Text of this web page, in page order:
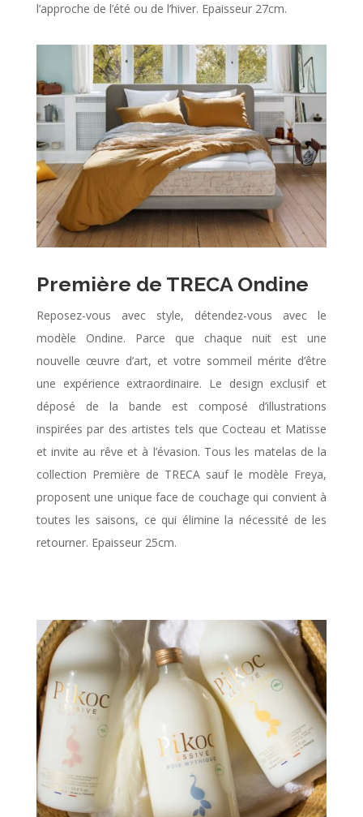
l’approche de l’été ou de l’hiver. Epaisseur 27cm.
Première de TRECA Ondine
Reposez-vous avec style, détendez-vous avec le
modèle Ondine. Parce que chaque nuit est une
nouvelle œuvre d’art, et votre sommeil mérite d’être
une expérience extraordinaire. Le design exclusif et
déposé de la bande est composé d’illustrations
inspirées par des artistes tels que Cocteau et Matisse
et invite au rêve et à l’évasion. Tous les matelas de la
collection Première de TRECA sauf le modèle Freya,
proposent une unique face de couchage qui convient à
toutes les saisons, ce qui élimine la nécessité de les
retourner. Epaisseur 25cm.